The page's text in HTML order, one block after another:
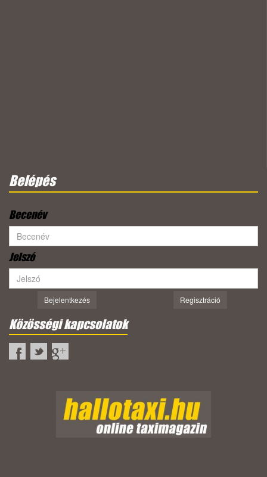
Belépés
Becenév
Jelszó
Bejelentkezés Regisztráció
Közösségi kapcsolatok